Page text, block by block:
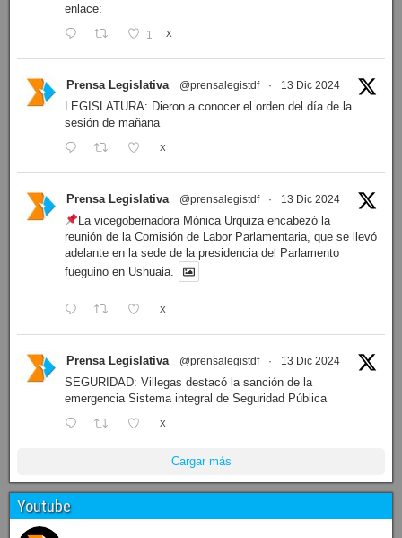
enlace:
1 X
Prensa Legislativa @prensalegistdf · 13 Dic 2024
LEGISLATURA: Dieron a conocer el orden del día de la
sesión de mañana
X
Prensa Legislativa @prensalegistdf · 13 Dic 2024
La vicegobernadora Mónica Urquiza encabezó la
reunión de la Comisión de Labor Parlamentaria, que se llevó
adelante en la sede de la presidencia del Parlamento
fueguino en Ushuaia.
X
Prensa Legislativa @prensalegistdf · 13 Dic 2024
SEGURIDAD: Villegas destacó la sanción de la
emergencia Sistema integral de Seguridad Pública
X
Cargar más
Youtube